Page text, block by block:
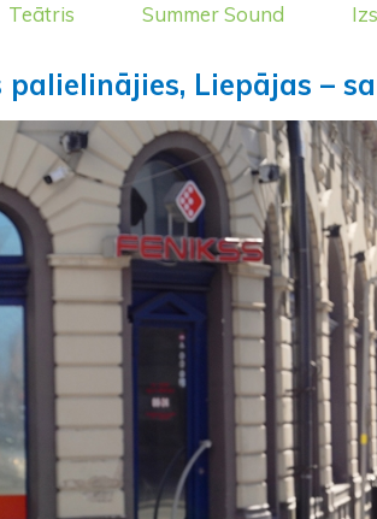
Teātris Summer Sound
Liepājas –